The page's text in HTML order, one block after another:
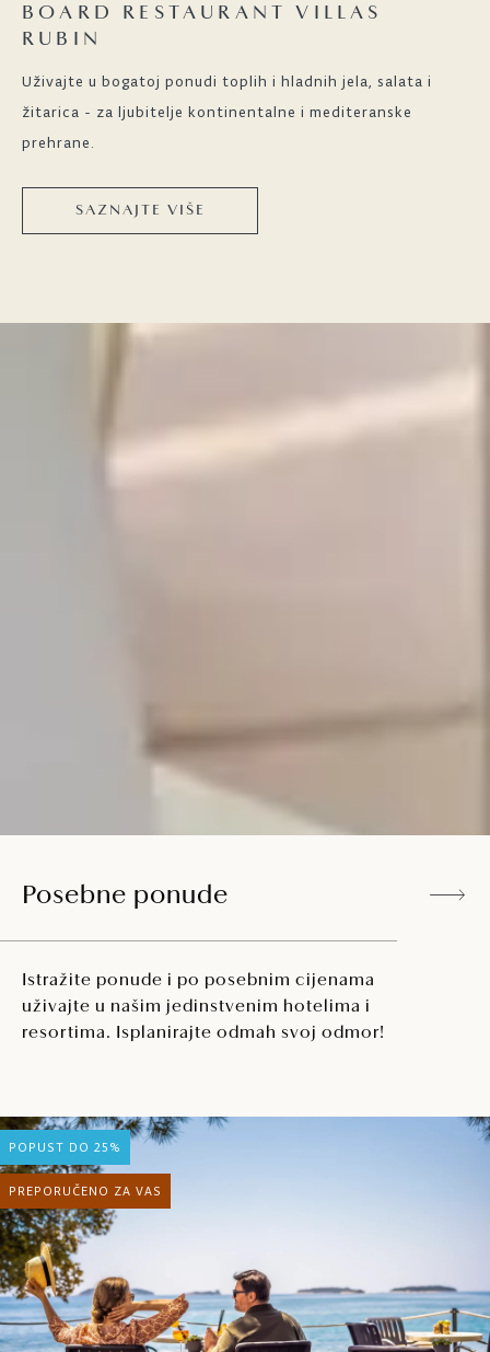
BOARD RESTAURANT VILLAS
RUBIN
Uživajte u bogatoj ponudi toplih i hladnih jela, salata i
žitarica - za ljubitelje kontinentalne i mediteranske
prehrane.
SAZNAJTE VIŠE
Posebne ponude
Istražite ponude i po posebnim cijenama
uživajte u našim jedinstvenim hotelima i
resortima. Isplanirajte odmah svoj odmor!
POPUST DO 25%
PREPORUČENO ZA VAS